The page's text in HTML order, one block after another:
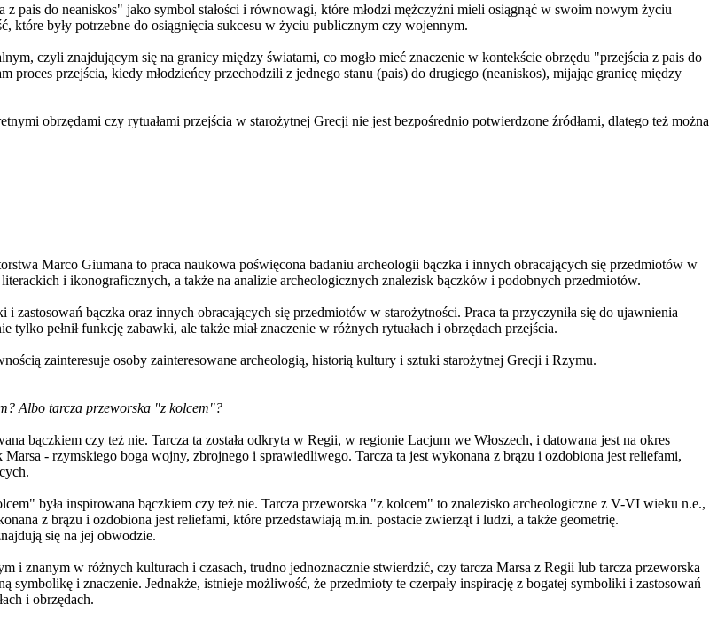
pais do neaniskos" jako symbol stałości i równowagi, które młodzi mężczyźni mieli osiągnąć w swoim nowym życiu
które były potrzebne do osiągnięcia sukcesu w życiu publicznym czy wojennym.
czyli znajdującym się na granicy między światami, co mogło mieć znaczenie w kontekście obrzędu "przejścia z pais do
proces przejścia, kiedy młodzieńcy przechodzili z jednego stanu (pais) do drugiego (neaniskos), mijając granicę między
obrzędami czy rytuałami przejścia w starożytnej Grecji nie jest bezpośrednio potwierdzone źródłami, dlatego też można
Marco Giumana to praca naukowa poświęcona badaniu archeologii bączka i innych obracających się przedmiotów w
i ikonograficznych, a także na analizie archeologicznych znalezisk bączków i podobnych przedmiotów.
i zastosowań bączka oraz innych obracających się przedmiotów w starożytności. Praca ta przyczyniła się do ujawnienia
pełnił funkcję zabawki, ale także miał znaczenie w różnych rytuałach i obrzędach przejścia.
zainteresuje osoby zainteresowane archeologią, historią kultury i sztuki starożytnej Grecji i Rzymu.
Albo tarcza przeworska "z kolcem"?
bączkiem czy też nie. Tarcza ta została odkryta w Regii, w regionie Lacjum we Włoszech, i datowana jest na okres
- rzymskiego boga wojny, zbrojnego i sprawiedliwego. Tarcza ta jest wykonana z brązu i ozdobiona jest reliefami,
była inspirowana bączkiem czy też nie. Tarcza przeworska "z kolcem" to znalezisko archeologiczne z V-VI wieku n.e.,
z brązu i ozdobiona jest reliefami, które przedstawiają m.in. postacie zwierząt i ludzi, a także geometrię.
się na jej obwodzie.
i znanym w różnych kulturach i czasach, trudno jednoznacznie stwierdzić, czy tarcza Marsa z Regii lub tarcza przeworska
symbolikę i znaczenie. Jednakże, istnieje możliwość, że przedmioty te czerpały inspirację z bogatej symboliki i zastosowań
i obrzędach.